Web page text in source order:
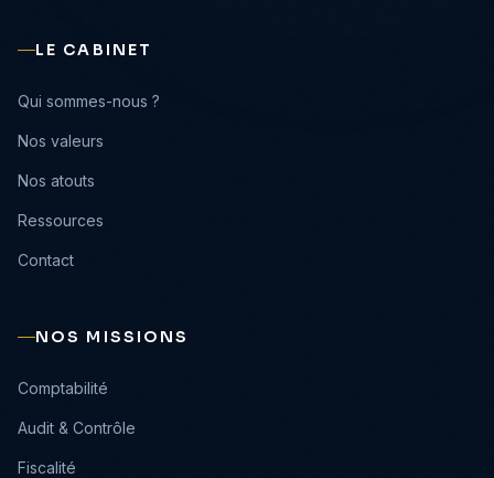
LE CABINET
›
Qui sommes-nous ?
›
Nos valeurs
›
Nos atouts
›
Ressources
›
Contact
NOS MISSIONS
›
Comptabilité
›
Audit & Contrôle
›
Fiscalité